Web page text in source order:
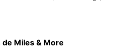
Miles & More